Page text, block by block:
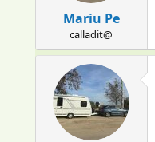
Mariu Pe
calladit@